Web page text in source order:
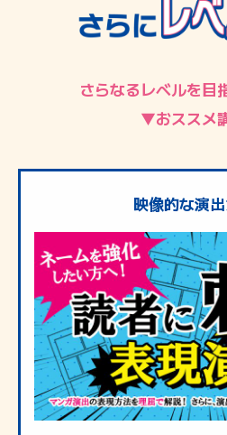
さらなるレベルを目
▼おススメ
映像的な演